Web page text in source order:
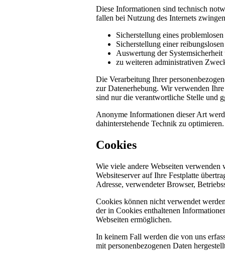
Diese Informationen sind technisch
fallen bei Nutzung des Internets
Sicherstellung eines
Sicherstellung einer
Auswertung der
zu weiteren administrativen
Die Verarbeitung Ihrer
zur Datenerhebung. Wir verwenden
sind nur die verantwortliche Stelle und
Anonyme Informationen dieser Art
dahinterstehende Technik zu optimieren.
Cookies
Wie viele andere Webseiten
Websiteserver auf Ihre Festplatte
Adresse, verwendeter Browser,
Cookies können nicht verwendet
der in Cookies enthaltenen
Webseiten ermöglichen.
In keinem Fall werden die von uns
mit personenbezogenen Daten